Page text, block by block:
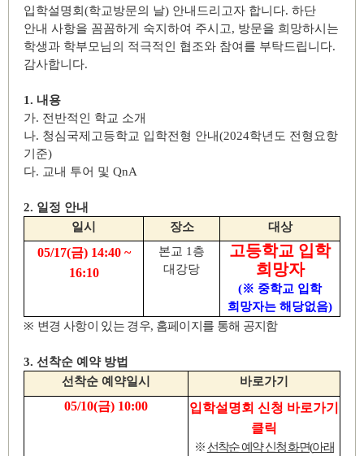
입학설명회 (학교방문의 날) 안내드리고자 합니다. 하단
안내 사항을 꼼꼼하게 숙지하여 주시고, 방문을 희망하시는
학생과 학부모님의 적극적인 협조와 참여를 부탁드립니다.
감사합니다.
1. 내용
가. 전반적인 학교 소개
나. 청심국제고등학교 입학전형 안내(2024학년도 전형요항
기준)
다. 교내 투어 및 QnA
2. 일정 안내
일시
장소 대상
05/17(금) 14:40 ~
16:10
본교 1 층
대강당
고등학교 입학
희망자
(※ 중학교 입학
희망자는 해당없음)
※ 변경 사항이 있는 경우, 홈페이지를 통해 공지함
3. 선착순 예약 방법
선착순 예약일시
바로가기
05/10(금) 10:00
입학설명회 신청 바로가기
클릭
※ 선착순 예약 신청 화면(아래